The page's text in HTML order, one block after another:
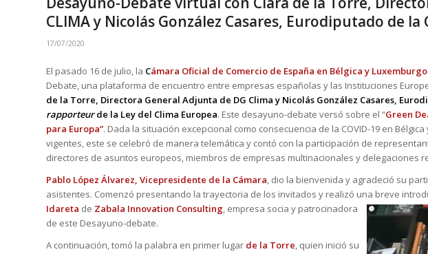
CLIMA y Nicolás González Casares, Eurodiputado de la
17/07/2020
El pasado 16 de julio, la Cámara Oficial de Comercio de España en Bélgica y Luxemburgo
Debate, una plataforma de encuentro entre empresas españolas y las Instituciones
de la Torre, Directora General Adjunta de DG Clima y Nicolás González Casares,
rapporteurde la Ley del Clima Europea. Este desayuno-debate versó sobre el “Green
para Europa”. Dada la situación excepcional como consecuencia de la COVID-19 en
vigentes, este se celebró de manera telemática y contó con la participación de
directores de asuntos europeos, miembros de empresas multinacionales y delegaciones
Pablo López Álvarez, Vicepresidente de la Cámara, dio la bienvenida y agradeció su
asistentes. Comenzó presentando la trayectoria de los invitados y realizó una breve
Idareta de Zabala Innovation Consulting, empresa socia y patrocinadora
de este Desayuno-debate.
A continuación, tomó la palabra en primer lugar de la Torre, quien inició su